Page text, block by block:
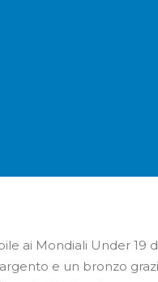
ai Mondiali Under 19
e un bronzo